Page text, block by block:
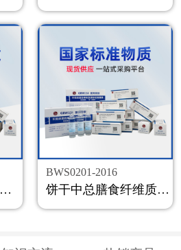
甲醇中1,2,3-三氯丙烷溶液标准物质
BWS0201-2016
饼干中总膳食纤维质控样品